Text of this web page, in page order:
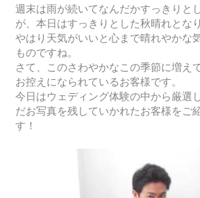
週末は雨が続いてなんだかすっきりと
が、本日はすっきりとした秋晴れとな
やはり天気がいいと心まで晴れやかな
ものですね。
さて、このさわやかなこの季節に増え
お控えになられているお客様です。
今日はウェディング体験の中から厳選
だお写真を残していかれたお客様をご
す！